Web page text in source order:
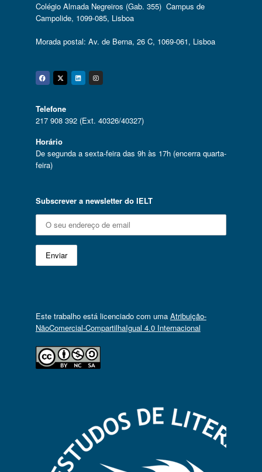
Colégio Almada Negreiros (Gab. 355) Campus de
Campolide, 1099-085, Lisboa
Morada postal: Av. de Berna, 26 C, 1069-061, Lisboa
Facebook
Twitter
Linkedin
Instagram
Telefone
217 908 392 (Ext. 40326/40327)
Horário
De segunda a sexta-feira das 9h às 17h (encerra quarta-
feira)
Subscrever a newsletter do IELT
Este trabalho está licenciado com uma Atribuição-
NãoComercial-CompartilhaIgual 4.0 Internacional